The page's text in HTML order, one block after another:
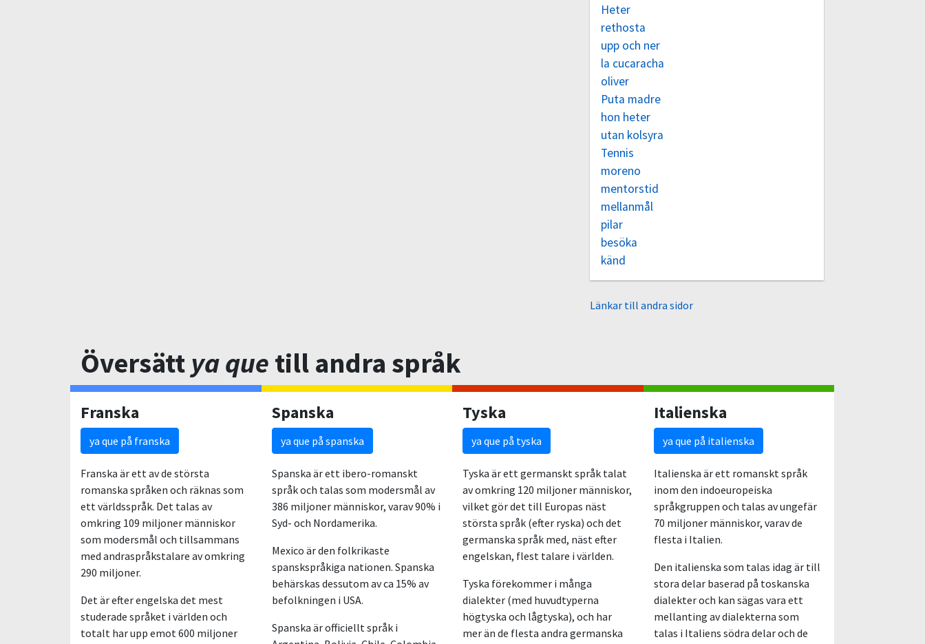
Heter
rethosta
upp och ner
la cucaracha
oliver
Puta madre
hon heter
utan kolsyra
Tennis
moreno
mentorstid
mellanmål
pilar
besöka
känd
Länkar till andra sidor
Översätt ya que till andra språk
Franska
ya que på franska
Franska är ett av de största
romanska språken och räknas som
ett världsspråk. Det talas av
omkring 109 miljoner människor
som modersmål och tillsammans
med andraspråkstalare av omkring
290 miljoner.
Det är efter engelska det mest
studerade språket i världen och
totalt har upp emot 600 miljoner
Spanska
ya que på spanska
Spanska är ett ibero-romanskt
språk och talas som modersmål av
386 miljoner människor, varav 90% i
Syd- och Nordamerika.
Mexico är den folkrikaste
spanskspråkiga nationen. Spanska
behärskas dessutom av ca 15% av
befolkningen i USA.
Spanska är officiellt språk i
Tyska
ya que på tyska
Tyska är ett germanskt språk talat
av omkring 120 miljoner människor,
vilket gör det till Europas näst
största språk (efter ryska) och det
germanska språk med, näst efter
engelskan, flest talare i världen.
Tyska förekommer i många
dialekter (med huvudtyperna
högtyska och lågtyska), och har
mer än de flesta andra germanska
Italienska
ya que på italienska
Italienska är ett romanskt språk
inom den indoeuropeiska
språkgruppen och talas av ungefär
70 miljoner människor, varav de
flesta i Italien.
Den italienska som talas idag är till
stora delar baserad på toskanska
dialekter och kan sägas vara ett
mellanting av dialekterna som
talas i Italiens södra delar och de